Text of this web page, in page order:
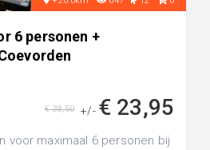
6 personen +
+/- € 23,95
€ 38,50
voor maximaal 6 personen bij